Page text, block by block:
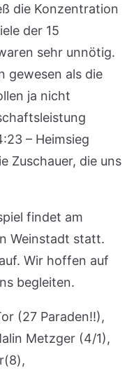
die Konzentration
der 15
sehr unnötig.
gewesen als die
ja nicht
– Heimsieg
Zuschauer, die uns
findet am
Weinstadt statt.
Wir hoffen auf
begleiten.
(27 Paraden!!),
Metzger (4/1),